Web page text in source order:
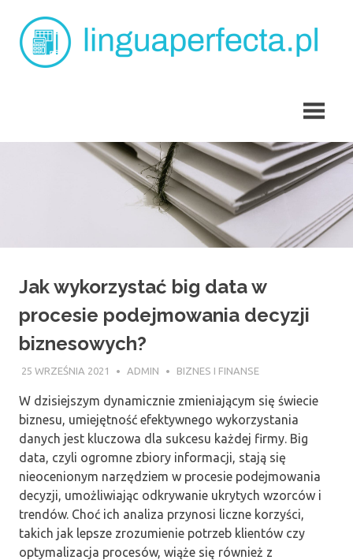
content
Jak wykorzystać big data w
procesie podejmowania decyzji
biznesowych?
25 WRZEŚNIA 2021 ADMIN BIZNES I FINANSE
W dzisiejszym dynamicznie zmieniającym się świecie
biznesu, umiejętność efektywnego wykorzystania
danych jest kluczowa dla sukcesu każdej firmy. Big
data, czyli ogromne zbiory informacji, stają się
nieocenionym narzędziem w procesie podejmowania
decyzji, umożliwiając odkrywanie ukrytych wzorców i
trendów. Choć ich analiza przynosi liczne korzyści,
takich jak lepsze zrozumienie potrzeb klientów czy
optymalizacja procesów, wiąże się również z